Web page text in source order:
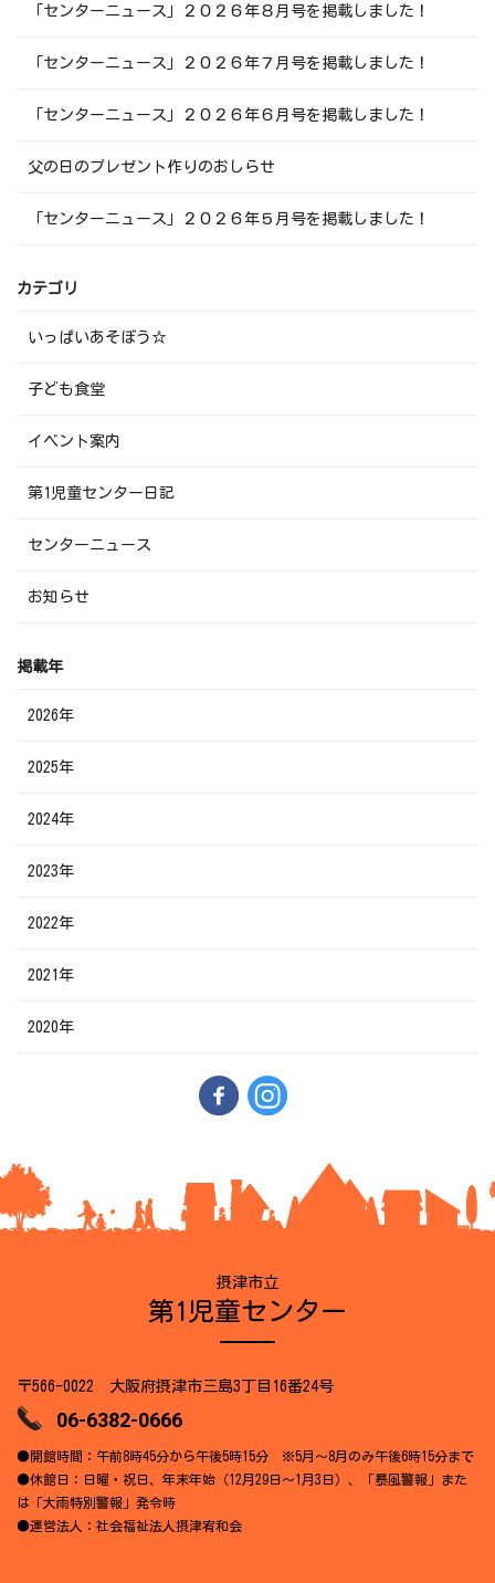
「センターニュース」２０２６年８月号を掲載しました！
「センターニュース」２０２６年７月号を掲載しました！
「センターニュース」２０２６年６月号を掲載しました！
父の日のプレゼント作りのおしらせ
「センターニュース」２０２６年５月号を掲載しました！
カテゴリ
いっぱいあそぼう☆
子ども食堂
イベント案内
第1児童センター日記
センターニュース
お知らせ
掲載年
2026年
2025年
2024年
2023年
2022年
2021年
2020年
摂津市立
第1児童センター
〒566-0022 大阪府摂津市三島3丁目16番24号
06-6382-0666
●開館時間：午前8時45分から午後5時15分 ※5月～8月のみ午後6時15分まで
●休館日：日曜・祝日、年末年始（12月29日～1月3日）、「暴風警報」また
は「大雨特別警報」発令時
●運営法人：社会福祉法人摂津宥和会